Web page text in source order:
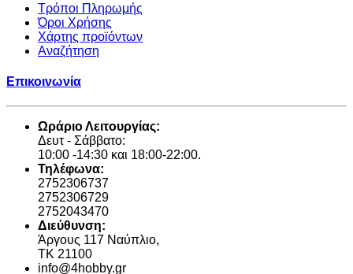
Τρόποι Πληρωμής
Όροι Χρήσης
Χάρτης προϊόντων
Αναζήτηση
Επικοινωνία
Ωράριο Λειτουργίας:
Δευτ - Σάββατο:
10:00 -14:30 και 18:00-22:00.
Τηλέφωνα:
2752306737
2752306729
2752043470
Διεύθυνση:
Άργους 117 Ναύπλιο,
TK 21100
info@4hobby.gr